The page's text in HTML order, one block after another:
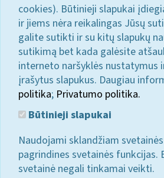
cookies). Būtinieji slapukai
ir jiems nėra reikalingas Jūsų
galite sutikti ir su kitų slapukų
sutikimą bet kada galėsite
interneto naršyklės nustatymus
įrašytus slapukus. Daugiau
politika; Privatumo politika.
Būtinieji slapukai
Naudojami sklandžiam
pagrindines svetainės funkcijas.
svetainė negali tinkamai veikti.